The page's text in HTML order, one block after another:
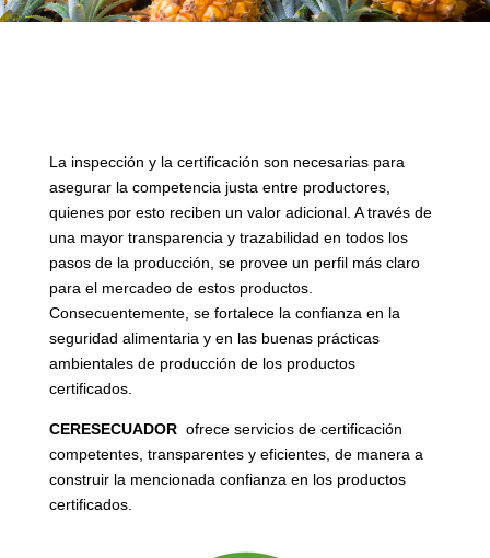
La inspección y la certificación son necesarias para
asegurar la competencia justa entre productores,
quienes por esto reciben un valor adicional. A través de
una mayor transparencia y trazabilidad en todos los
pasos de la producción, se provee un perfil más claro
para el mercadeo de estos productos.
Consecuentemente, se fortalece la confianza en la
seguridad alimentaria y en las buenas prácticas
ambientales de producción de los productos
certificados.
CERESECUADOR ofrece servicios de certificación
competentes, transparentes y eficientes, de manera a
construir la mencionada confianza en los productos
certificados.